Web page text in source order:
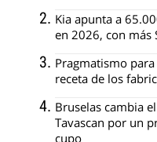
Kia apunta a
en 2026, con más
Pragmatismo
receta de los
Bruselas cambia
Tavascan por un
cupo